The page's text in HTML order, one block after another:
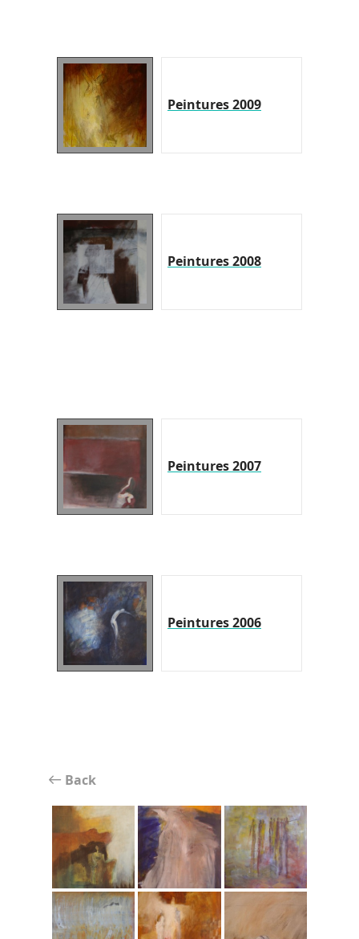
Peintures 2009
Peintures 2008
Peintures 2007
Peintures 2006
Back